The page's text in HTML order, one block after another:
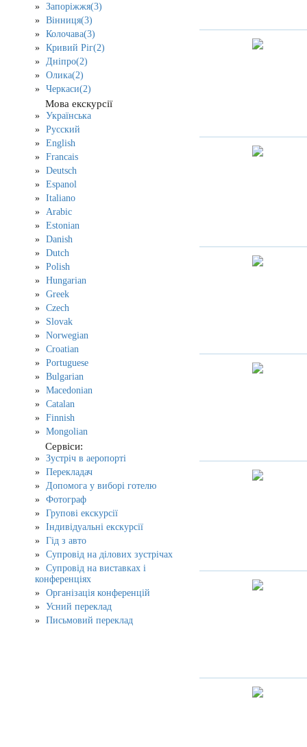
Запоріжжя(3)
Вінниця(3)
Колочава(3)
Кривий Ріг(2)
Дніпро(2)
Олика(2)
Черкаси(2)
Мова екскурсії
Українська
Русский
English
Francais
Deutsch
Espanol
Italiano
Arabic
Estonian
Danish
Dutch
Polish
Hungarian
Greek
Czech
Slovak
Norwegian
Croatian
Portuguese
Bulgarian
Macedonian
Catalan
Finnish
Mongolian
Сервіси:
Зустріч в аеропорті
Перекладач
Допомога у виборі готелю
Фотограф
Групові екскурсії
Індивідуальні екскурсії
Гід з авто
Супровід на ділових зустрічах
Супровід на виставках і
конференціях
Організація конференцій
Усний переклад
Письмовий переклад